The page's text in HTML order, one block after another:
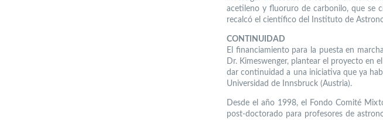
acetileno y fluoruro de carbonilo, que se
recalcó el científico del Instituto de
CONTINUIDAD
El financiamiento para la puesta en
Dr. Kimeswenger, plantear el proyecto en
dar continuidad a una iniciativa que ya
Universidad de Innsbruck (Austria).
Desde el año 1998, el Fondo Comité
post-doctorado para profesores de